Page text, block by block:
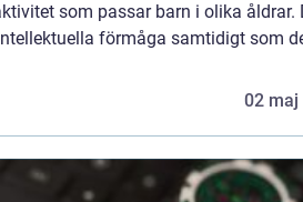
som passar barn i olika åldrar.
förmåga samtidigt som
02 maj